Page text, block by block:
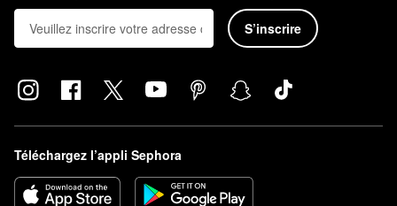
S’inscrire
Téléchargez l’appli Sephora